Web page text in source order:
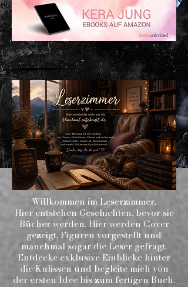
KERA JUNGS WELT
Willkommen im Leserzimmer.
Hier entstehen Geschichten, bevor sie
Bücher werden. Hier werden Cover
gezeigt, Figuren vorgestellt und
manchmal sogar die Leser gefragt.
Entdecke exklusive Einblicke hinter
die Kulissen und begleite mich von
der ersten Idee bis zum fertigen Buch.